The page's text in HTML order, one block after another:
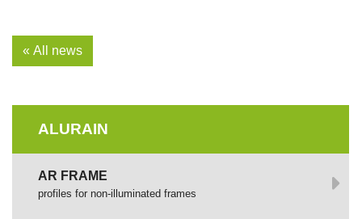
« All news
ALURAIN
AR FRAME
profiles for non-illuminated frames